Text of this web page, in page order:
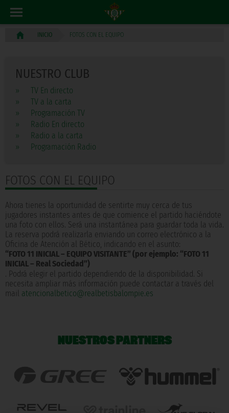
INICIO FOTOS CON EL EQUIPO
NUESTRO CLUB
»
TV En directo
»
TV a la carta
»
Programación TV
»
Radio En directo
»
Radio a la carta
»
Programación Radio
FOTOS CON EL EQUIPO
Ahora tienes la oportunidad de sentirte muy cerca de tus
jugadores instantes antes de que comience el partido haciéndote
una foto con ellos. Será una instantánea para guardar toda la vida.
La reserva podrá realizarla enviando un correo electrónico a la
Oficina de Atención al Bético, indicando en el asunto:
“FOTO 11 INICIAL – EQUIPO VISITANTE” (por ejemplo: “FOTO 11
INICIAL – Real Sociedad”)
. Podrá elegir el partido dependiendo de la disponibilidad. Si
necesita ampliar más información puede contactar a través del
mail atencionalbetico@realbetisbalompie.es
NUESTROS PARTNERS